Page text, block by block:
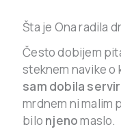
Šta je Ona radila
Često dobijem
steknem navike o
sam dobila
mrdnem ni malim
bilo njenomaslo.